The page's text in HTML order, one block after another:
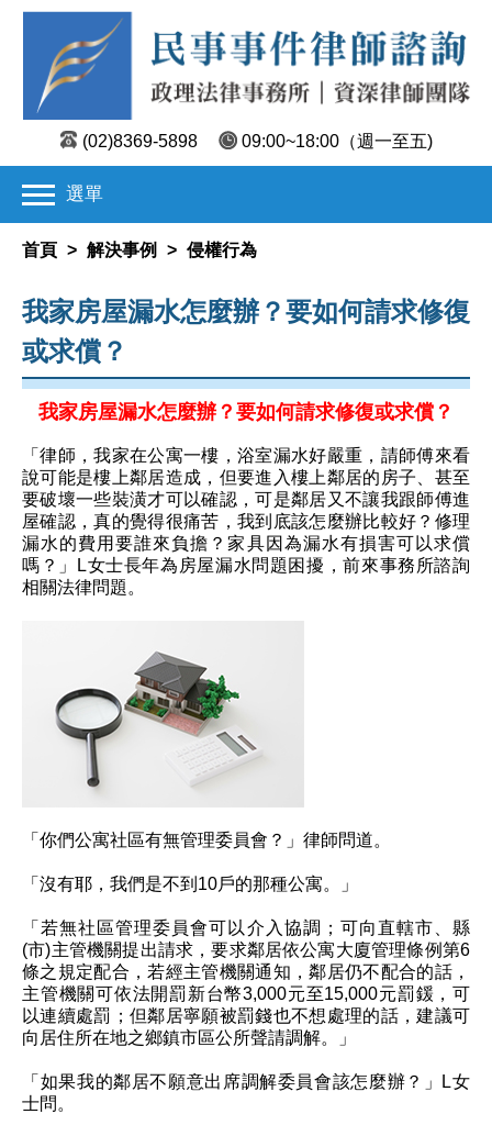
(02)8369-5898 09:00~18:00 （週一至五)
選單
首頁 > 解決事例 > 侵權行為
我家房屋漏水怎麼辦？要如何請求修復
或求償？
我家房屋漏水怎麼辦？要如何請求修復或求償？
「律師，我家在公寓一樓，浴室漏水好嚴重，請師傅來看
說可能是樓上鄰居造成，但要進入樓上鄰居的房子、甚至
要破壞一些裝潢才可以確認，可是鄰居又不讓我跟師傅進
屋確認，真的覺得很痛苦，我到底該怎麼辦比較好？修理
漏水的費用要誰來負擔？家具因為漏水有損害可以求償
嗎？」L女士長年為房屋漏水問題困擾，前來事務所諮詢
相關法律問題。
「你們公寓社區有無管理委員會？」律師問道。
「沒有耶，我們是不到10戶的那種公寓。」
「若無社區管理委員會可以介入協調；可向直轄市、縣
(市)主管機關提出請求，要求鄰居依公寓大廈管理條例第6
條之規定配合，若經主管機關通知，鄰居仍不配合的話，
主管機關可依法開罰新台幣3,000元至15,000元罰鍰，可
以連續處罰；但鄰居寧願被罰錢也不想處理的話，建議可
向居住所在地之鄉鎮市區公所聲請調解。」
「如果我的鄰居不願意出席調解委員會該怎麼辦？」L女
士問。